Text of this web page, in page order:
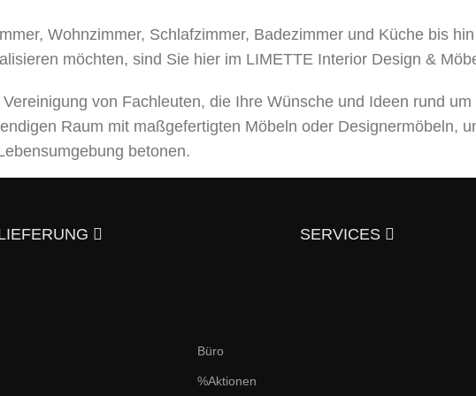
Wohnzimmer, Schlafzimmer, Badezimmer und Küche bis
möchten, sind Sie hier im LIMETTE Interior Design &
von Fachleuten, die Ihre Wünsche und Ideen rund
Raum mit maßgefertigten Möbeln oder Designermöbeln,
betonen.
und italienischen Stil an. Hier finden Sie elegante, moderne
Möbeldesigns nach Ihren Skizzen und Wünschen zu
SERVICES
Büro
%Aktionen